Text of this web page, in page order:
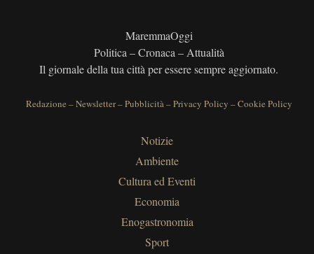
MaremmaOggi
Politica – Cronaca – Attualità
Il giornale della tua città per essere sempre aggiornato.
Redazione –Newsletter–Pubblicità–Privacy Policy –Cookie Policy
Notizie
Ambiente
Cultura ed Eventi
Economia
Enogastronomia
Sport